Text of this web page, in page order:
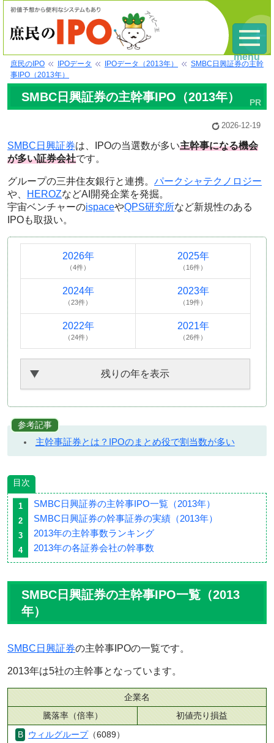
庶民のIPO IPOデータ IPOデータ（2013年）
SMBC日興証券の主幹
事IPO（2013年）
SMBC日興証券の主幹事IPO（2013年）
2026-12-19
SMBC日興証券は、IPOの当選数が多い主幹事になる機会
が多い証券会社です。
グループの三井住友銀行と連携。 パークシャテクノロジー
や、
HEROZなどAI開発企業を発掘。
宇宙ベンチャーのispaceやQPS研究所など新規性のある
IPOも取扱い。
2026年
（4件）
2025年
（16件）
2024年
（23件）
2023年
（19件）
2022年
（24件）
2021年
（26件）
残りの年を表示
参考記事
主幹事証券とは？IPOのまとめ役で割当数が多い
目次
SMBC日興証券の主幹事IPO一覧（2013年）
SMBC日興証券の幹事証券の実績（2013年）
2013年の主幹事数ランキング
2013年の各証券会社の幹事数
SMBC日興証券の主幹事IPO一覧（2013
年）
SMBC日興証券の主幹事IPOの一覧です。
2013年は5社の主幹事となっています。
企業名
騰落率（倍率）
初値売り損益
ウィルグループ（6089）
menu